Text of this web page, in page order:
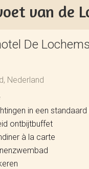
van de
De
Nederland
in een
ontbijtbuffet
à la carte